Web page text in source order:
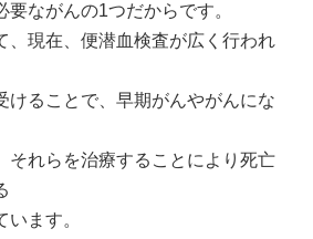
ながんの1つだからです。
、現在、便潜血検査が広く行われ
けることで、早期がんやがんにな
それらを治療することにより死亡
ます。